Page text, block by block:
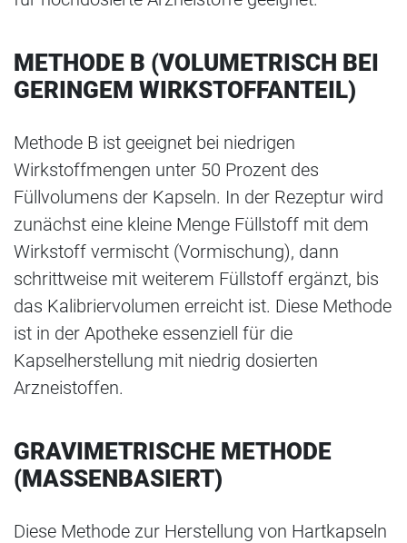
METHODE B (VOLUMETRISCH BEI
GERINGEM WIRKSTOFFANTEIL)
Methode B ist geeignet bei niedrigen
Wirkstoffmengen unter 50 Prozent des
Füllvolumens der Kapseln. In der Rezeptur wird
zunächst eine kleine Menge Füllstoff mit dem
Wirkstoff vermischt (Vormischung), dann
schrittweise mit weiterem Füllstoff ergänzt, bis
das Kalibriervolumen erreicht ist. Diese Methode
ist in der Apotheke essenziell für die
Kapselherstellung mit niedrig dosierten
Arzneistoffen.
GRAVIMETRISCHE METHODE
(MASSENBASIERT)
Diese Methode zur Herstellung von Hartkapseln